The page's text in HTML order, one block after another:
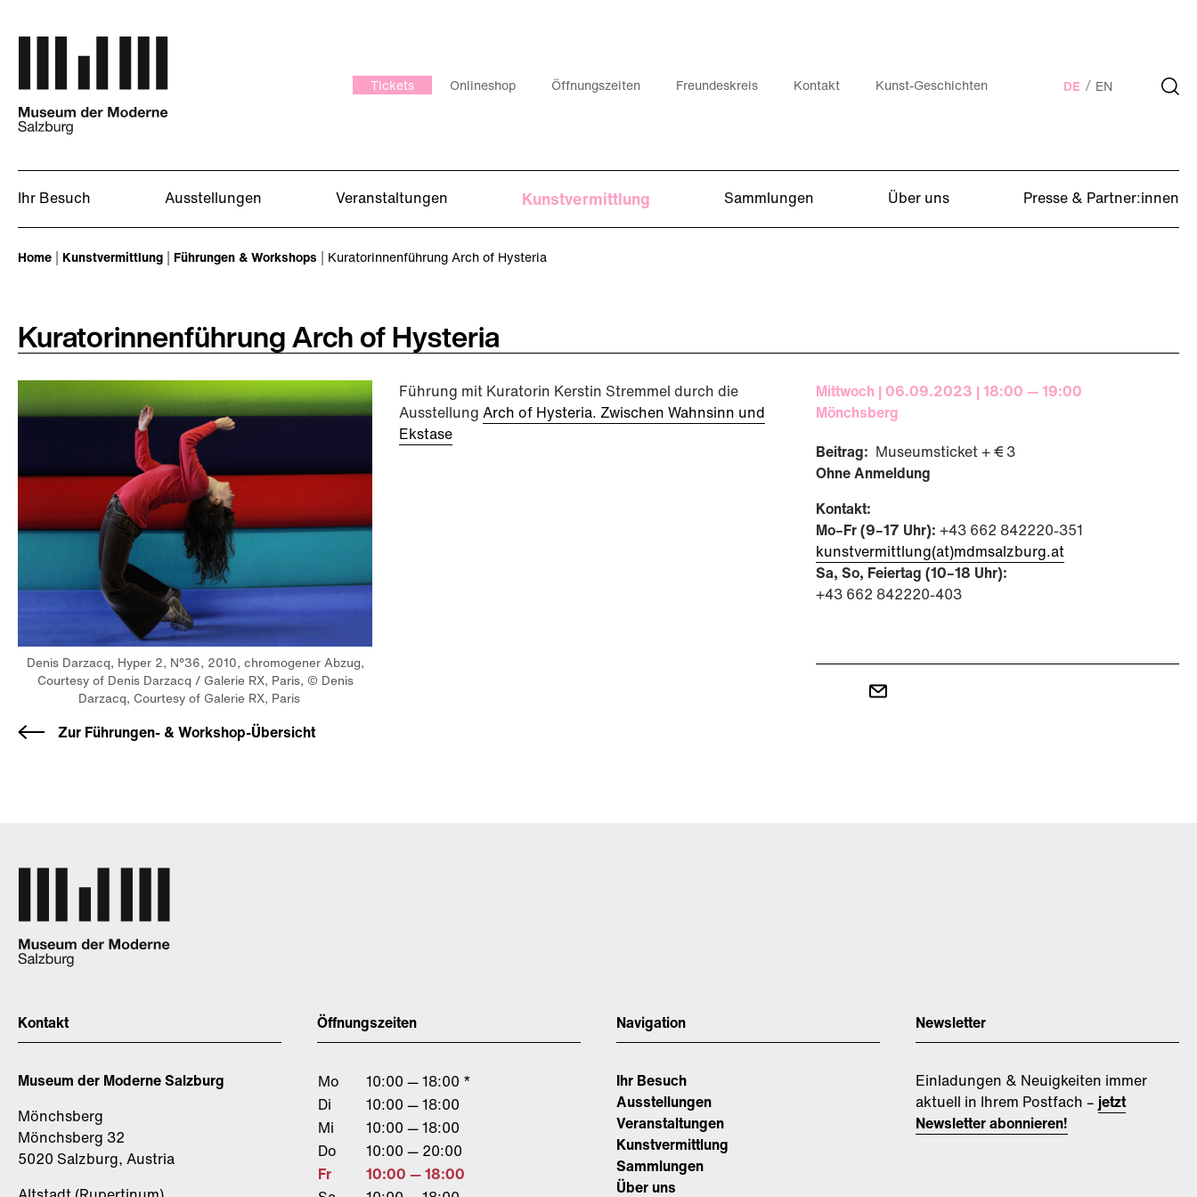
Tickets Onlineshop Öffnungszeiten Freundeskreis Kontakt Kunst-Geschichten DE EN
Ihr Besuch Ausstellungen Veranstaltungen Kunstvermittlung Sammlungen Über uns
Presse & Partner:innen
Home Kunstvermittlung Führungen & Workshops Kuratorinnenführung Arch of Hysteria
Kuratorinnenführung Arch of Hysteria
Denis Darzacq, Hyper 2, N°36, 2010, chromogener Abzug,
Courtesy of Denis Darzacq / Galerie RX, Paris, © Denis
Darzacq, Courtesy of Galerie RX, Paris
Führung mit Kuratorin Kerstin Stremmel durch die
Ausstellung Arch of Hysteria. Zwischen Wahnsinn und
Ekstase
Mittwoch | 06.09.2023 | 18:00 — 19:00
Mönchsberg
Beitrag: Museumsticket + € 3
Ohne Anmeldung
Kontakt:
Mo–Fr (9–17 Uhr): +43 662 842220-351
kunstvermittlung(at)mdmsalzburg.at
Sa, So, Feiertag (10–18 Uhr):
+43 662 842220-403
Zur Führungen- & Workshop-Übersicht
Kontakt
Museum der Moderne Salzburg
Mönchsberg
Mönchsberg 32
5020 Salzburg, Austria
Öffnungszeiten
Mo
10:00 — 18:00 *
Di
10:00 — 18:00
Mi
10:00 — 18:00
Do
10:00 — 20:00
Fr
10:00 — 18:00
Navigation
Ihr Besuch
Ausstellungen
Veranstaltungen
Kunstvermittlung
Sammlungen
Über uns
Newsletter
Einladungen & Neuigkeiten immer
aktuell in Ihrem Postfach – jetzt
Newsletter abonnieren!